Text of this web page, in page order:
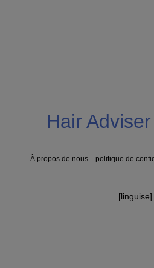
Hair Adviser
À propos de nous politique de
[linguise]